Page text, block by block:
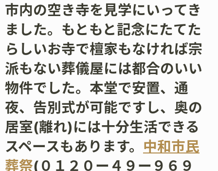
市内の空き寺を見学にいってき
ました。もともと記念にたてた
らしいお寺で檀家もなければ宗
派もない葬儀屋には都合のいい
物件でした。本堂で安置、通
夜、告別式が可能ですし、奥の
居室(離れ)には十分生活できる
スペースもあります。 中和市民
葬祭(０１２０ー４９ー９６９